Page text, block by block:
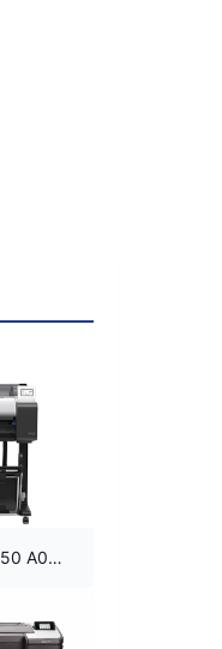
佳能（Canon）TM-5350 A0蓝图机机械图纸地图效果图